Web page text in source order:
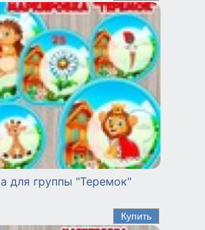
для группы "Теремок"